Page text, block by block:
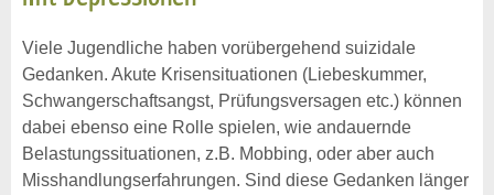
Viele Jugendliche haben vorübergehend suizidale
Gedanken. Akute Krisensituationen (Liebeskummer,
Schwangerschaftsangst, Prüfungsversagen etc.) können
dabei ebenso eine Rolle spielen, wie andauernde
Belastungssituationen, z.B. Mobbing, oder aber auch
Misshandlungserfahrungen. Sind diese Gedanken länger